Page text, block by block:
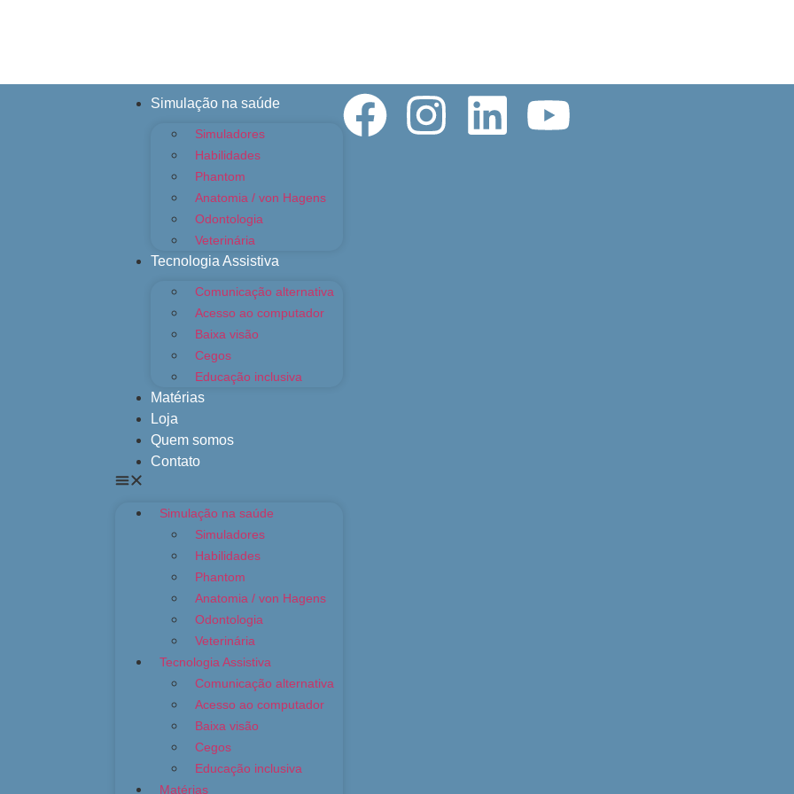
Simulação na saúde
Simuladores
Habilidades
Phantom
Anatomia / von Hagens
Odontologia
Veterinária
Tecnologia Assistiva
Comunicação alternativa
Acesso ao computador
Baixa visão
Cegos
Educação inclusiva
Matérias
Loja
Quem somos
Contato
Simulação na saúde
Simuladores
Habilidades
Phantom
Anatomia / von Hagens
Odontologia
Veterinária
Tecnologia Assistiva
Comunicação alternativa
Acesso ao computador
Baixa visão
Cegos
Educação inclusiva
Matérias